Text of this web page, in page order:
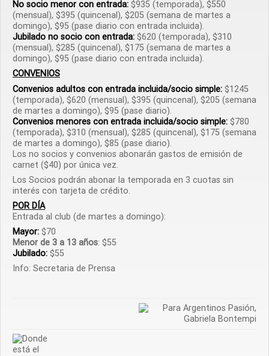
No socio menor con entrada: $935 (temporada), $550
(mensual), $395 (quincenal), $205 (semana de martes a
domingo), $95 (pase diario con entrada incluida).
Jubilado no socio con entrada: $620 (temporada), $310
(mensual), $285 (quincenal), $175 (semana de martes a
domingo), $95 (pase diario con entrada incluida).
CONVENIOS
Convenios adultos con entrada incluida/socio simple: $1245
(temporada), $620 (mensual), $395 (quincenal), $205 (semana
de martes a domingo), $95 (pase diario).
Convenios menores con entrada incluida/socio simple: $780
(temporada), $310 (mensual), $285 (quincenal), $175 (semana
de martes a domingo), $85 (pase diario).
Los no socios y convenios abonarán gastos de emisión de
carnet ($40) por única vez.
Los Socios podrán abonar la temporada en 3 cuotas sin
interés con tarjeta de crédito.
POR DÍA
Entrada al club (de martes a domingo):
Mayor: $70
Menor de 3 a 13 años: $55
Jubilado: $55
Info: Secretaria de Prensa